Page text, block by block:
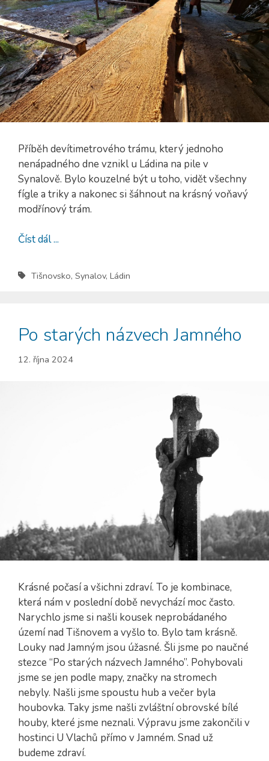
Příběh devítimetrového trámu, který jednoho
nenápadného dne vznikl u Ládina na pile v
Synalově. Bylo kouzelné být u toho, vidět všechny
fígle a triky a nakonec si šáhnout na krásný voňavý
modřínový trám.
Číst dál ...
Tišnovsko, Synalov, Ládin
Po starých názvech Jamného
12. října 2024
Krásné počasí a všichni zdraví. To je kombinace,
která nám v poslední době nevychází moc často.
Narychlo jsme si našli kousek neprobádaného
území nad Tišnovem a vyšlo to. Bylo tam krásně.
Louky nad Jamným jsou úžasné. Šli jsme po naučné
stezce “Po starých názvech Jamného”. Pohybovali
jsme se jen podle mapy, značky na stromech
nebyly. Našli jsme spoustu hub a večer byla
houbovka. Taky jsme našli zvláštní obrovské bílé
houby, které jsme neznali. Výpravu jsme zakončili v
hostinci U Vlachů přímo v Jamném. Snad už
budeme zdraví.